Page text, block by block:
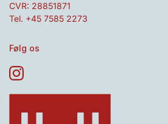
CVR: 28851871
Tel. +45 7585 2273
Følg os